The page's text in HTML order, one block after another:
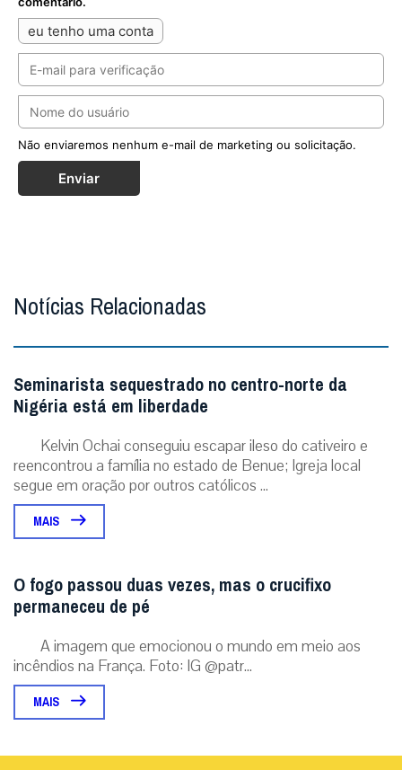
eu tenho uma conta
Não enviaremos nenhum e-mail de marketing ou solicitação.
Enviar
Notícias Relacionadas
Seminarista sequestrado no centro-norte da
Nigéria está em liberdade
Kelvin Ochai conseguiu escapar ileso do cativeiro e
reencontrou a família no estado de Benue; Igreja local
segue em oração por outros católicos ...
MAIS
O fogo passou duas vezes, mas o crucifixo
permaneceu de pé
A imagem que emocionou o mundo em meio aos
incêndios na França. Foto: IG @patr...
MAIS